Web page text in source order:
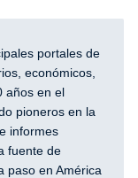
portales de
económicos,
años en el
pioneros en la
informes
fuente de
paso en América